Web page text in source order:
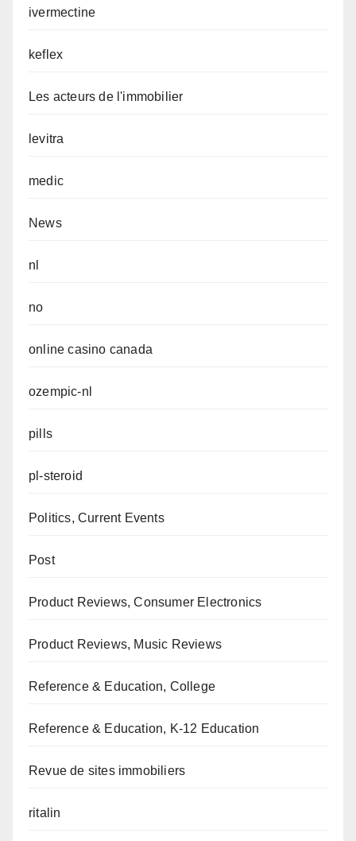
ivermectine
keflex
Les acteurs de l'immobilier
levitra
medic
News
nl
no
online casino canada
ozempic-nl
pills
pl-steroid
Politics, Current Events
Post
Product Reviews, Consumer Electronics
Product Reviews, Music Reviews
Reference & Education, College
Reference & Education, K-12 Education
Revue de sites immobiliers
ritalin